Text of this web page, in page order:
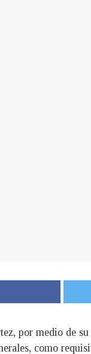
por medio de
como